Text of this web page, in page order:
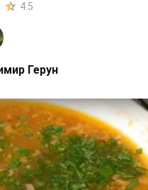
4.5
Герун